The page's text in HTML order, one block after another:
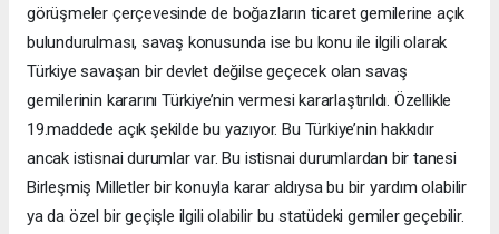
görüşmeler çerçevesinde de boğazların ticaret gemilerine açık
bulundurulması, savaş konusunda ise bu konu ile ilgili olarak
Türkiye savaşan bir devlet değilse geçecek olan savaş
gemilerinin kararını Türkiye’nin vermesi kararlaştırıldı. Özellikle
19.maddede açık şekilde bu yazıyor. Bu Türkiye’nin hakkıdır
ancak istisnai durumlar var. Bu istisnai durumlardan bir tanesi
Birleşmiş Milletler bir konuyla karar aldıysa bu bir yardım olabilir
ya da özel bir geçişle ilgili olabilir bu statüdeki gemiler geçebilir.